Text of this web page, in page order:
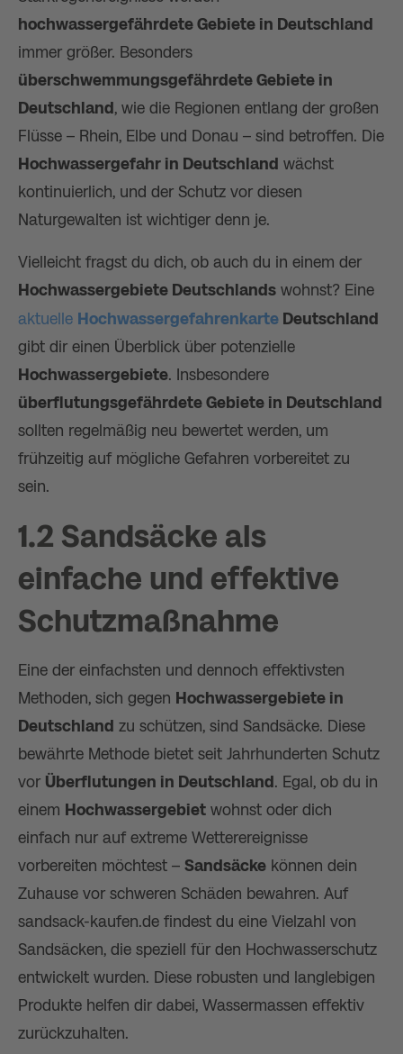
hochwassergefährdete Gebiete in Deutschland
immer größer. Besonders
überschwemmungsgefährdete Gebiete in
Deutschland , wie die Regionen entlang der großen
Flüsse – Rhein, Elbe und Donau – sind betroffen. Die
Hochwassergefahr in Deutschland wächst
kontinuierlich, und der Schutz vor diesen
Naturgewalten ist wichtiger denn je.
Vielleicht fragst du dich, ob auch du in einem der
Hochwassergebiete Deutschlands wohnst? Eine
aktuelle Hochwassergefahrenkarte Deutschland
gibt dir einen Überblick über potenzielle
Hochwassergebiete. Insbesondere
überflutungsgefährdete Gebiete in Deutschland
sollten regelmäßig neu bewertet werden, um
frühzeitig auf mögliche Gefahren vorbereitet zu
sein.
1.2 Sandsäcke als
einfache und effektive
Schutzmaßnahme
Eine der einfachsten und dennoch effektivsten
Methoden, sich gegen Hochwassergebiete in
Deutschland zu schützen, sind Sandsäcke. Diese
bewährte Methode bietet seit Jahrhunderten Schutz
vor Überflutungen in Deutschland . Egal, ob du in
einem Hochwassergebiet wohnst oder dich
einfach nur auf extreme Wetterereignisse
vorbereiten möchtest – Sandsäcke können dein
Zuhause vor schweren Schäden bewahren. Auf
sandsack-kaufen.de findest du eine Vielzahl von
Sandsäcken, die speziell für den Hochwasserschutz
entwickelt wurden. Diese robusten und langlebigen
Produkte helfen dir dabei, Wassermassen effektiv
zurückzuhalten.